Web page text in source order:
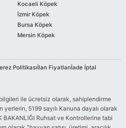
Kocaeli Köpek
İzmir Köpek
Bursa Köpek
Mersin Köpek
Politikasıİlan Fiyatlarıİade İptal
ile ücretsiz olarak, sahiplendirme
yerlerin, 5199 sayılı Kanuna dayalı olarak
BAKANLIĞI Ruhsat ve Kontrollerine tabi